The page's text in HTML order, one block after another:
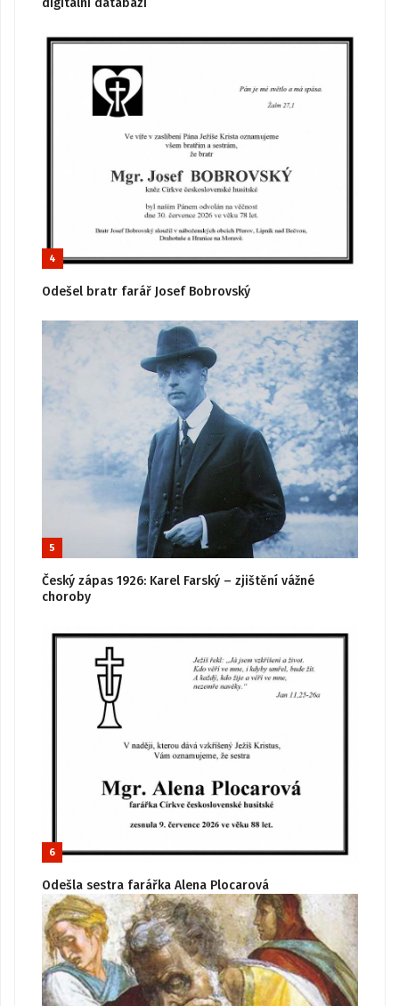
4
Odešel bratr farář Josef Bobrovský
5
Český zápas 1926: Karel Farský – zjištění vážné
choroby
6
Odešla sestra farářka Alena Plocarová